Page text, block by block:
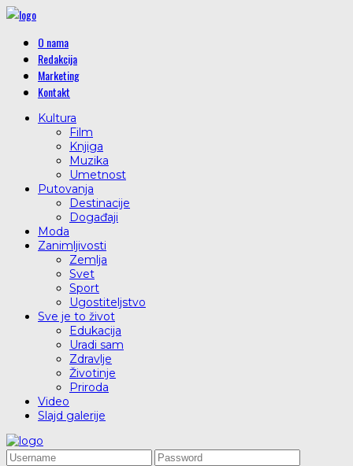
O nama
Redakcija
Marketing
Kontakt
Kultura
Film
Knjiga
Muzika
Umetnost
Putovanja
Destinacije
Događaji
Moda
Zanimljivosti
Zemlja
Svet
Sport
Ugostiteljstvo
Sve je to život
Edukacija
Uradi sam
Zdravlje
Životinje
Priroda
Video
Slajd galerije